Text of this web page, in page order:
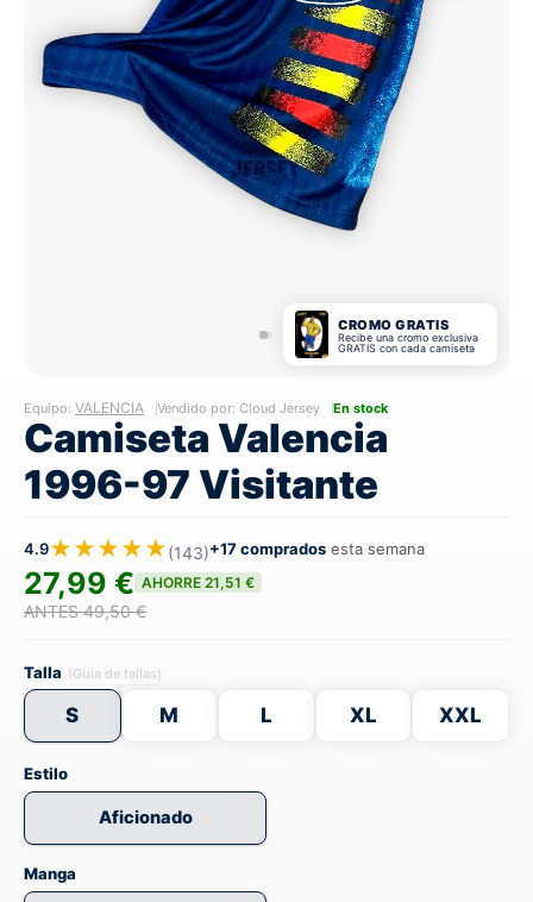
CROMO GRATIS
Recibe una cromo exclusiva
GRATIS con cada camiseta
Equipo: VALENCIA Vendido por: Cloud Jersey En stock
Camiseta Valencia
1996-97 Visitante
4.9★★★★★(143)+17 comprados esta semana
27,99 € AHORRE 21,51 €
ANTES 49,50 €
Talla (Guía de tallas)
S M L XL XXL
Estilo
Aficionado
Manga